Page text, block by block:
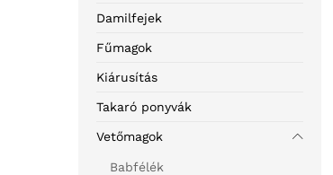
Damilfejek
Fűmagok
Kiárusítás
Takaró ponyvák
Vetőmagok
Babfélék